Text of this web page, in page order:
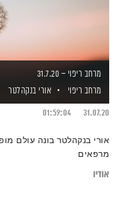
מרחב ריפוי – 31.7.20
מרחב ריפוי
אורי בנקהלטר
31.07.20
01:59:04
אורי בנקהלטר בונה עולם
מרפאים
אודיו